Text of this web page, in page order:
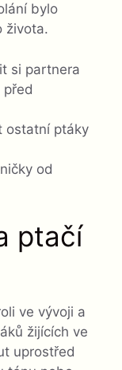
bylo
života.
si partnera
před
ostatní ptáky
od
ptačí
ve vývoji a
žijících ve
uprostřed